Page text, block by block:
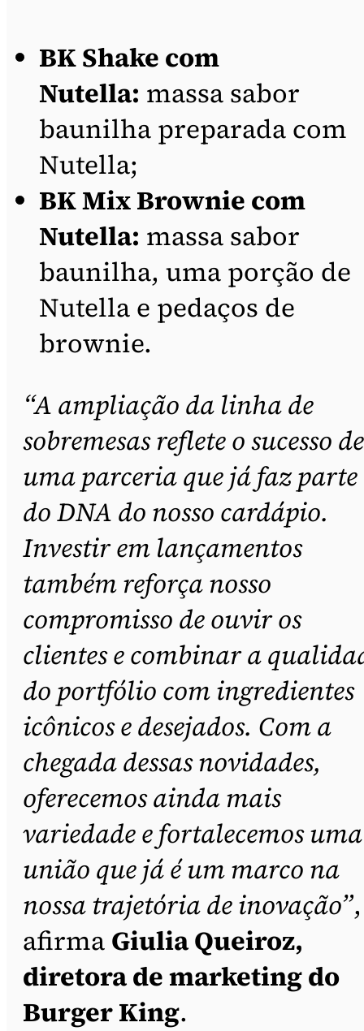
BK Shake com
Nutella: massa sabor
baunilha preparada com
Nutella;
BK Mix Brownie com
Nutella: massa sabor
baunilha, uma porção de
Nutella e pedaços de
brownie.
“A ampliação da linha de
sobremesas reflete o sucesso de
uma parceria que já faz parte
do DNA do nosso cardápio.
Investir em lançamentos
também reforça nosso
compromisso de ouvir os
clientes e combinar a
do portfólio com ingredientes
icônicos e desejados. Com a
chegada dessas novidades,
oferecemos ainda mais
variedade e fortalecemos uma
união que já é um marco na
nossa trajetória de inovação”,
afirma Giulia Queiroz,
diretora de marketing do
Burger King.